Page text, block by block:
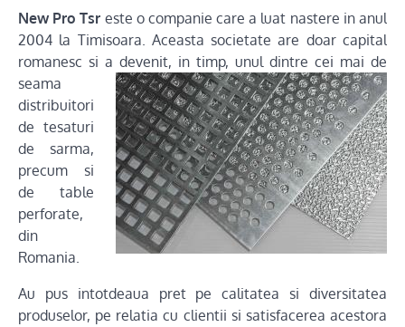
New Pro Tsr este o companie care a luat nastere in anul
2004 la Timisoara. Aceasta societate are doar capital
romanesc si a devenit, in timp, unul dintre cei mai de
seama
distribuitori
de tesaturi
de sarma,
precum si
de table
perforate,
din
Romania.
Au pus intotdeaua pret pe calitatea si diversitatea
produselor, pe relatia cu clientii si satisfacerea acestora